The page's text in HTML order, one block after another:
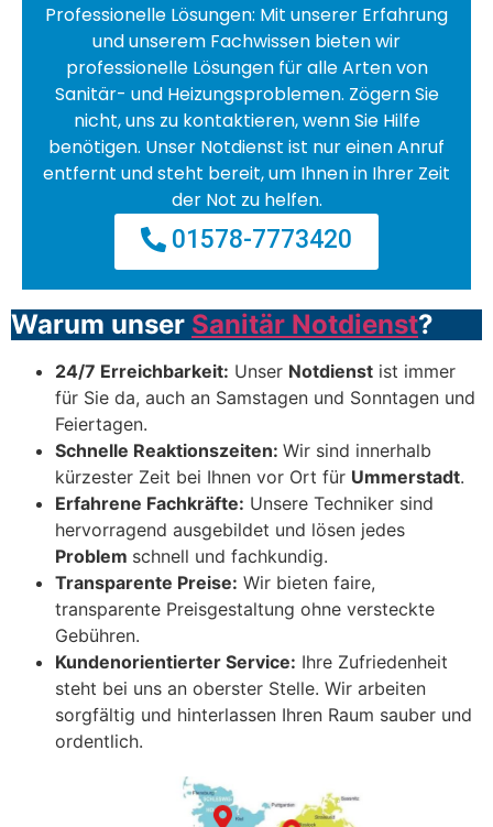
Professionelle Lösungen: Mit unserer Erfahrung
und unserem Fachwissen bieten wir
professionelle Lösungen für alle Arten von
Sanitär- und Heizungsproblemen. Zögern Sie
nicht, uns zu kontaktieren, wenn Sie Hilfe
benötigen. Unser Notdienst ist nur einen Anruf
entfernt und steht bereit, um Ihnen in Ihrer Zeit
der Not zu helfen.
01578-7773420
Warum unser Sanitär Notdienst?
24/7 Erreichbarkeit: Unser Notdienst ist immer
für Sie da, auch an Samstagen und Sonntagen und
Feiertagen.
Schnelle Reaktionszeiten: Wir sind innerhalb
kürzester Zeit bei Ihnen vor Ort für Ummerstadt.
Erfahrene Fachkräfte: Unsere Techniker sind
hervorragend ausgebildet und lösen jedes
Problem schnell und fachkundig.
Transparente Preise: Wir bieten faire,
transparente Preisgestaltung ohne versteckte
Gebühren.
Kundenorientierter Service: Ihre Zufriedenheit
steht bei uns an oberster Stelle. Wir arbeiten
sorgfältig und hinterlassen Ihren Raum sauber und
ordentlich.